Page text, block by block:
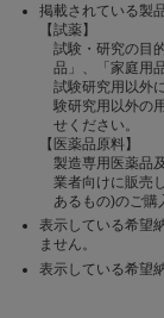
掲載されている製
【試薬】
試験・研究の目
品」、「家庭用
試験研究用以外
験研究用以外の
せください。
【医薬品原料】
製造専用医薬品
業者向けに販売
あるもの)のご購
表示している希望
ません。
表示している希望